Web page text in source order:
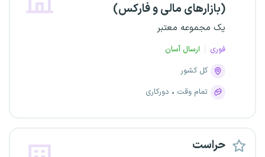
(بازارهای مالی و فارکس)
یک مجموعه معتبر
فوری
ارسال آسان
کل کشور
تمام وقت
دورکاری
حراست